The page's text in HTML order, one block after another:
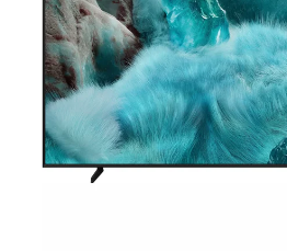
Televizoru stiprinājumi
TV rāmji
Kabeļi un vadi